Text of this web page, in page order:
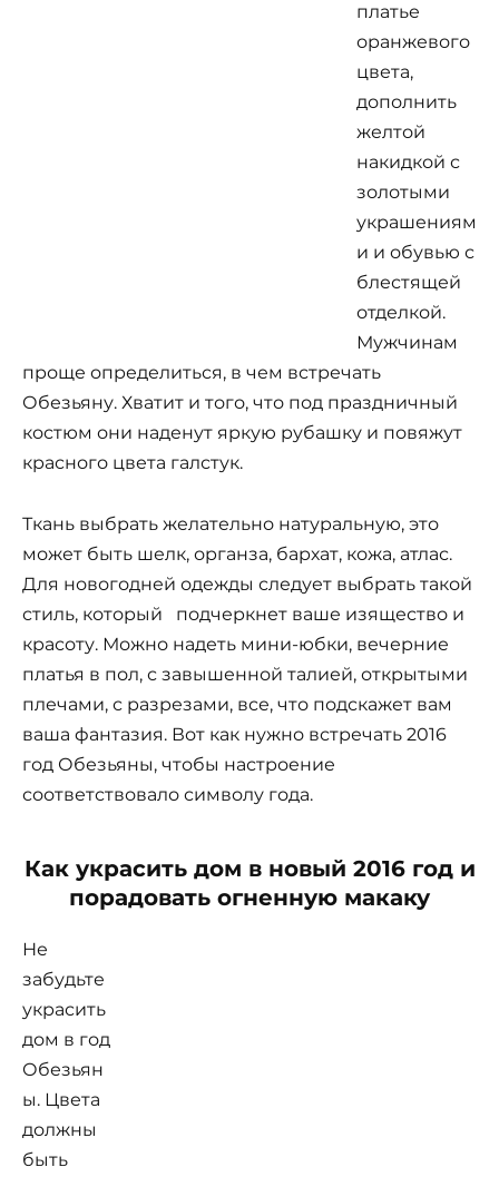
платье
оранжевого
цвета,
дополнить
желтой
накидкой с
золотыми
украшениям
и и обувью с
блестящей
отделкой.
Мужчинам
проще определиться, в чем встречать
Обезьяну. Хватит и того, что под праздничный
костюм они наденут яркую рубашку и повяжут
красного цвета галстук.
Ткань выбрать желательно натуральную, это
может быть шелк, органза, бархат, кожа, атлас.
Для новогодней одежды следует выбрать такой
стиль, который подчеркнет ваше изящество и
красоту. Можно надеть мини-юбки, вечерние
платья в пол, с завышенной талией, открытыми
плечами, с разрезами, все, что подскажет вам
ваша фантазия. Вот как нужно встречать 2016
год Обезьяны, чтобы настроение
соответствовало символу года.
Как украсить дом в новый 2016 год и
порадовать огненную макаку
Не
забудьте
украсить
дом в год
Обезьян
ы. Цвета
должны
быть